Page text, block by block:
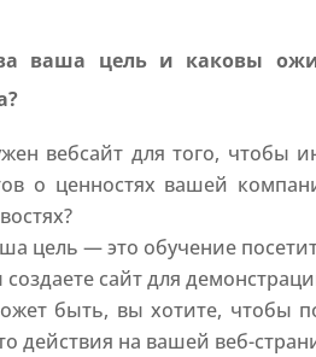
ваша цель и каковы
вебсайт для того, чтобы
о ценностях вашей
цель — это обучение
сайт для
быть, вы хотите, чтобы
действия на вашей веб-